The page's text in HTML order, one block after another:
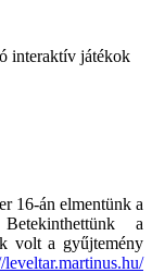
interaktív játékok
16-án elmentünk a
a
volt a gyűjtemény
leveltar.martinus.hu/